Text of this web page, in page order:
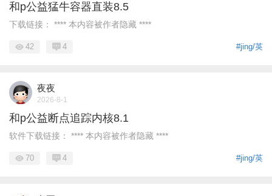
和p公益猛牛容器直装8.5
下载链接： **** 本内容被作者隐藏 ****
#jing/英
42 4
夜夜
2026-8-1
和p公益断点追踪内核8.1
软件下载链接： **** 本内容被作者隐藏 ****
#jing/英
70 4